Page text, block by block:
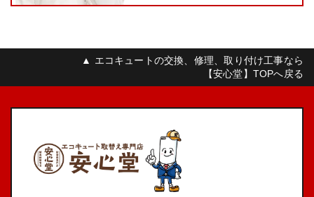
▲ エコキュートの交換、修理、取り付け工事なら
【安心堂】TOPへ戻る